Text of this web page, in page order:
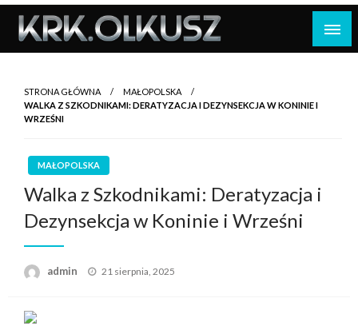
Skip
content
STRONA GŁÓWNA
MAŁOPOLSKA
WALKA Z SZKODNIKAMI: DERATYZACJA I DEZYNSEKCJA W KONINIE I
WRZEŚNI
MAŁOPOLSKA
Walka z Szkodnikami: Deratyzacja i
Dezynsekcja w Koninie i Wrześni
admin
Opublikowane
21 sierpnia, 2025